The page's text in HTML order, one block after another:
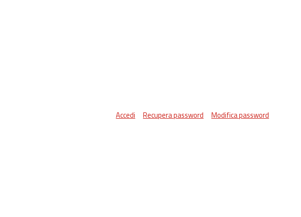
Accedi Recupera password Modifica password